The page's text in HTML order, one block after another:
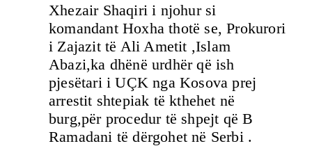
Xhezair Shaqiri i njohur si
komandant Hoxha thotë se, Prokurori
i Zajazit të Ali Ametit ,Islam
Abazi,ka dhënë urdhër që ish
pjesëtari i UÇK nga Kosova prej
arrestit shtepiak të kthehet në
burg,për procedur të shpejt që B
Ramadani të dërgohet në Serbi .